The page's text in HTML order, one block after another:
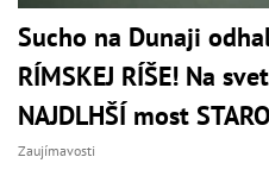
Sucho na Dunaji
RÍMSKEJ RÍŠE! Na
NAJDLHŠÍ most
Zaujímavosti